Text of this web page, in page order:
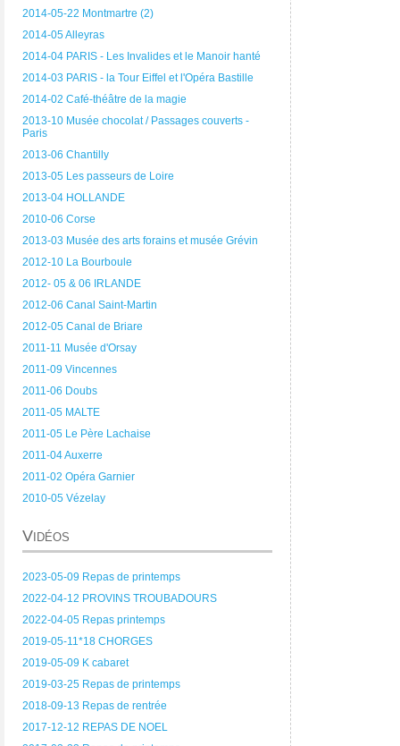
2014-05-22 Montmartre (2)
2014-05 Alleyras
2014-04 PARIS - Les Invalides et le Manoir hanté
2014-03 PARIS - la Tour Eiffel et l'Opéra Bastille
2014-02 Café-théâtre de la magie
2013-10 Musée chocolat / Passages couverts -
Paris
2013-06 Chantilly
2013-05 Les passeurs de Loire
2013-04 HOLLANDE
2010-06 Corse
2013-03 Musée des arts forains et musée Grévin
2012-10 La Bourboule
2012- 05 & 06 IRLANDE
2012-06 Canal Saint-Martin
2012-05 Canal de Briare
2011-11 Musée d'Orsay
2011-09 Vincennes
2011-06 Doubs
2011-05 MALTE
2011-05 Le Père Lachaise
2011-04 Auxerre
2011-02 Opéra Garnier
2010-05 Vézelay
Vidéos
2023-05-09 Repas de printemps
2022-04-12 PROVINS TROUBADOURS
2022-04-05 Repas printemps
2019-05-11*18 CHORGES
2019-05-09 K cabaret
2019-03-25 Repas de printemps
2018-09-13 Repas de rentrée
2017-12-12 REPAS DE NOEL